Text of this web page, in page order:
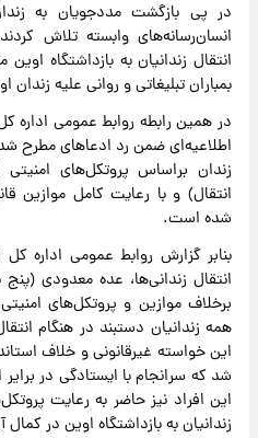
در پی بازگشت مددجویان به
انسان‌رسانه‌های وابسته تلاش
انتقال زندانیان به بازداشتگاه
بمباران تبلیغاتی و روانی علیه زندان
در همین رابطه روابط عمومی اداره
اطلاعیه‌ای ضمن رد ادعاهای مطرح
زندان براساس پروتکل‌های
انتقال) و با رعایت کامل موازین
شده است.
بنابر گزارش روابط عمومی اداره
انتقال زندانی‌ها، عده معدودی
برخلاف موازین و پروتکل‌های
همه زندانیان دستبند در هنگام
این خواسته غیرقانونی و خلاف
شد که سرانجام با ایستادگی در
این افراد نیز حاضر به رعایت
زندانیان به بازداشتگاه اوین در